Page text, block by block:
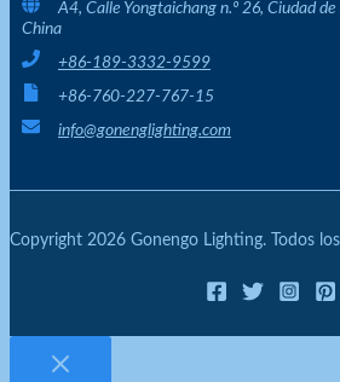
A4, Calle Yongtaichang n.º 26, Ciudad
China
+86-189-3332-9599
+86-760-227-767-15
info@gonenglighting.com
Copyright 2026 Gonengo Lighting. Todos